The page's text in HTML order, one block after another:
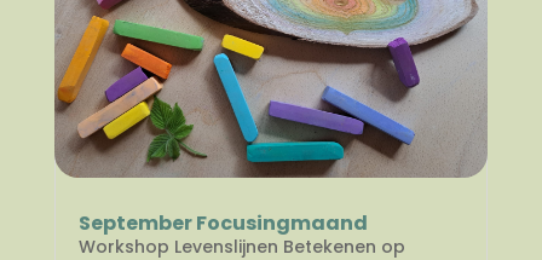
September Focusingmaand
Workshop Levenslijnen Betekenen op